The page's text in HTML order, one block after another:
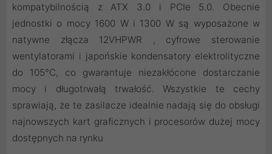
kompatybilnością z ATX 3.0 i PCIe 5.0. Obecnie
jednostki o mocy 1600 W i 1300 W są wyposażone w
natywne złącza 12VHPWR , cyfrowe sterowanie
wentylatorami i japońskie kondensatory elektrolityczne
do 105°C, co gwarantuje niezakłócone dostarczanie
mocy i długotrwałą trwałość. Wszystkie te cechy
sprawiają, że te zasilacze idealnie nadają się do obsługi
najnowszych kart graficznych i procesorów dużej mocy
dostępnych na rynku